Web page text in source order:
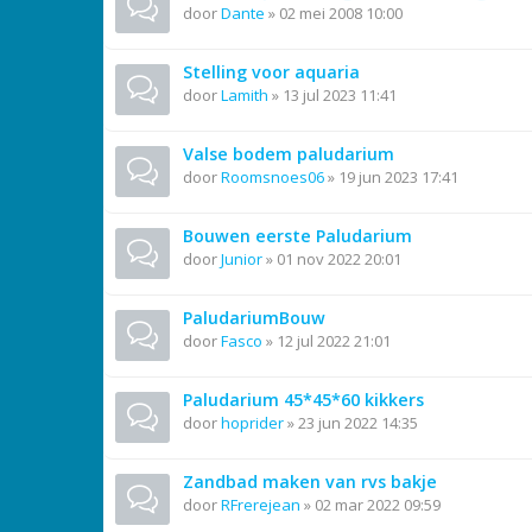
doorDante » 02 mei 2008 10:00
Stelling voor aquaria
doorLamith » 13 jul 2023 11:41
Valse bodem paludarium
doorRoomsnoes06» 19 jun 2023 17:41
Bouwen eerste Paludarium
doorJunior» 01 nov 2022 20:01
PaludariumBouw
doorFasco » 12 jul 2022 21:01
Paludarium 45*45*60 kikkers
doorhoprider»23 jun 2022 14:35
Zandbad maken van rvs bakje
doorRFrerejean » 02 mar 2022 09:59